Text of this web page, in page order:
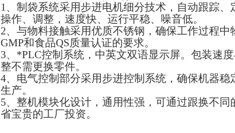
1、制袋系统采用步进电机细分技术，自动跟踪
操作、调整，速度快、运行平稳、噪音低。
2、与物料接触采用优质不锈钢，确保工作过程
GMP和食品QS质量认证的要求。
3、*PLC控制系统，中英文双语显示屏。包装速
整不需更换零件。
4、电气控制部分采用步进控制系统，确保机器
生产。
5、整机模块化设计，通用性强，可通过跟换不
省宝贵的工厂投资。